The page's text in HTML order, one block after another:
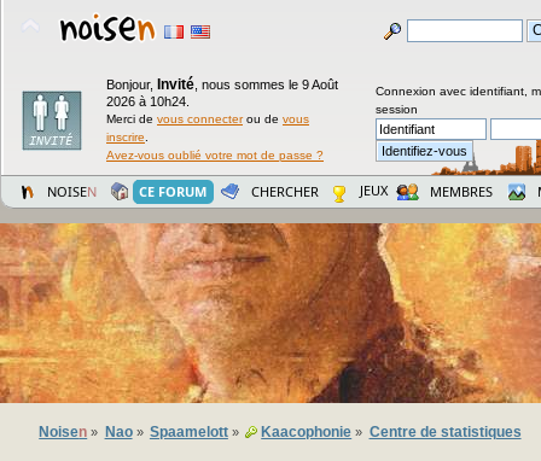
Bonjour, Invité nous sommes le 9 Août
2026 à 10h24.
Merci de vous connecterou de vous
inscrire
Avez-vous oublié votre mot de passe ?
Connexion avec identifiant,
session
NOISEN CE FORUM CHERCHER JEUX MEMBRES
Noisen » Nao» Spaamelott» Kaacophonie » Centre de statistiques